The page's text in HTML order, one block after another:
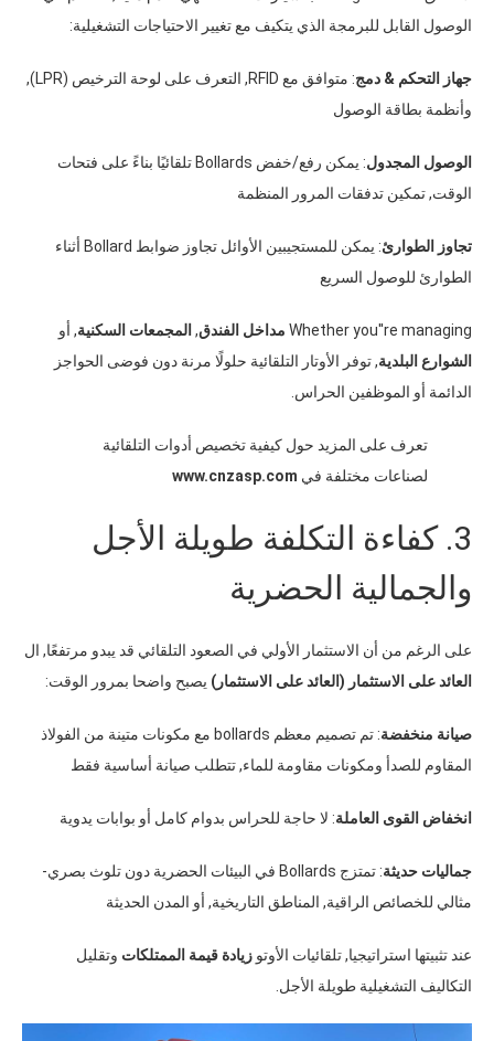
الوصول القابل للبرمجة الذي يتكيف مع تغيير الاحتياجات التشغيلية:
جهاز التحكم & دمج: متوافق مع RFID , التعرف على لوحة الترخيص (
LPR
),
وأنظمة بطاقة الوصول
الوصول المجدول:
يمكن رفع/خفض Bollards تلقائيًا بناءً على فتحات
الوقت,تمكين تدفقات المرور المنظمة
تجاوز الطوارئ:
يمكن للمستجيبين الأوائل تجاوز ضوابط Bollard أثناء
الطوارئ للوصول السريع
Whether you''re managing مداخل الفندق, المجمعات السكنية, أو
الشوارع البلدية,توفر الأوتار التلقائية حلولًا مرنة دون فوضى الحواجز
الدائمة أو الموظفين الحراس
تعرف على المزيد حول كيفية تخصيص أدوات التلقائية
لصناعات مختلفة في www.cnzasp.com
3. كفاءة التكلفة طويلة الأجل
والجمالية الحضرية
على الرغم من أن الاستثمار الأولي في الصعود التلقائي قد يبدو مرتفعًا, ال
العائد على الاستثمار ( العائد على الاستثمار ) يصبح واضحا بمرور الوقت:
صيانة منخفضة:
تم تصميم معظم bollards مع مكونات متينة من الفولاذ
المقاوم للصدأ ومكونات مقاومة للماء,تتطلب صيانة أساسية فقط
انخفاض القوى العاملة: لا حاجة للحراس بدوام كامل أو بوابات يدوية
جماليات حديثة:
تمتزج Bollards في البيئات الحضرية دون تلوث بصري-
مثالي للخصائص الراقية, المناطق التاريخية, أو المدن الحديثة
عند تثبيتها استراتيجيا,تلقائيات الأوتو زيادة قيمة الممتلكات وتقليل
التكاليف التشغيلية طويلة الأجل